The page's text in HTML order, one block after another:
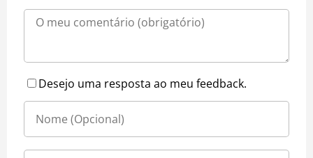
Desejo uma resposta ao meu feedback.